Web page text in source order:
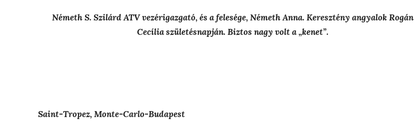
Németh S. Szilárd ATV vezérigazgató, és a felesége, Németh Anna. Keresztény angyalok Rogán
Cecília születésnapján. Biztos nagy volt a „kenet”.
Saint-Tropez, Monte-Carlo-Budapest